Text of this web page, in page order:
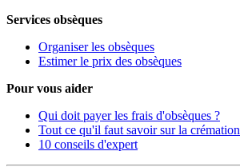
Services obsèques
Organiser les obsèques
Estimer le prix des obsèques
Pour vous aider
Qui doit payer les frais d'obsèques ?
Tout ce qu'il faut savoir sur la crémation
10 conseils d'expert